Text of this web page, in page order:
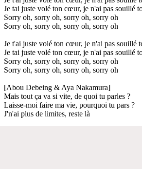
Je tai juste volé ton cœur, je n'ai pas souillé
Sorry oh, sorry oh, sorry oh, sorry oh
Sorry oh, sorry oh, sorry oh, sorry oh
Je t'ai juste volé ton cœur, je n'ai pas souillé
Je tai juste volé ton cœur, je n'ai pas souillé
Sorry oh, sorry oh, sorry oh, sorry oh
Sorry oh, sorry oh, sorry oh, sorry oh
[Abou Debeing & Aya Nakamura]
Mais tout ça va si vite, de quoi tu parles ?
Laisse-moi faire ma vie, pourquoi tu pars ?
J'n'ai plus de limites, reste là